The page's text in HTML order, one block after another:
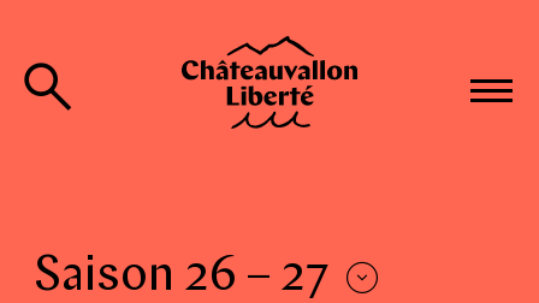
Saison 26 – 27